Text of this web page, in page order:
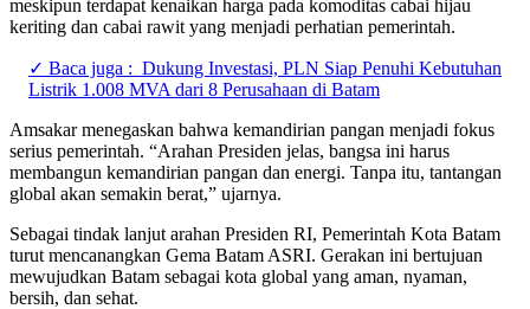
meskipun terdapat kenaikan harga pada komoditas cabai hijau
keriting dan cabai rawit yang menjadi perhatian pemerintah.
✓ Baca juga : Dukung Investasi, PLN Siap Penuhi Kebutuhan
Listrik 1.008 MVA dari 8 Perusahaan di Batam
Amsakar menegaskan bahwa kemandirian pangan menjadi fokus
serius pemerintah. “Arahan Presiden jelas, bangsa ini harus
membangun kemandirian pangan dan energi. Tanpa itu, tantangan
global akan semakin berat,” ujarnya.
Sebagai tindak lanjut arahan Presiden RI, Pemerintah Kota Batam
turut mencanangkan Gema Batam ASRI. Gerakan ini bertujuan
mewujudkan Batam sebagai kota global yang aman, nyaman,
bersih, dan sehat.